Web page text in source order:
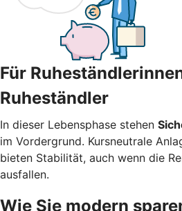
Für
Ruheständler
In dieser Lebensphase stehen
im Vordergrund. Kursneutrale
bieten Stabilität, auch wenn die
ausfallen.
Wie Sie modern